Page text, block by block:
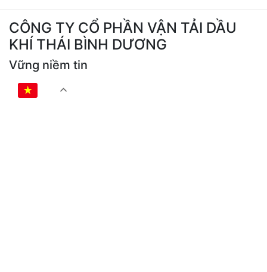
CÔNG TY CỔ PHẦN VẬN TẢI DẦU
KHÍ THÁI BÌNH DƯƠNG
Vững niềm tin